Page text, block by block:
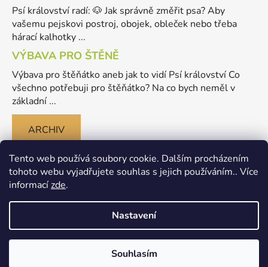
Tento web používá soubory cookie. Dalším procházením
tohoto webu vyjadřujete souhlas s jejich používáním.. Více
informacízde.
Nastavení
Souhlasím
Psí království radí: 🐶 Jak správně změřit psa? Aby
vašemu pejskovi postroj, obojek, obleček nebo třeba
hárací kalhotky ...
VÝBAVA PRO ŠTĚNĚ
Výbava pro štěňátko aneb jak to vidí Psí království Co
všechno potřebuji pro štěňátko? Na co bych neměl v
základní ...
ARCHIV
Vytvořil Shoptet
Merlinovo Psikralovstvi.cz - eshop pro